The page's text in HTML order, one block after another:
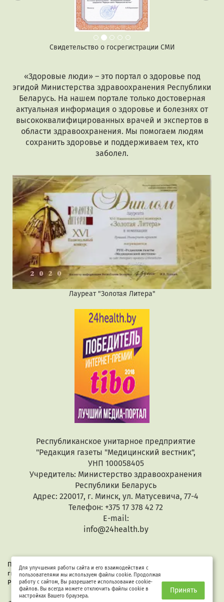
Свидетельство о госрегистрации СМИ
«Здоровые люди» – это портал о здоровье под
эгидой Министерства здравоохранения Республики
Беларусь. На нашем портале только достоверная
актуальная информация о здоровье и болезнях от
высококвалифицированных врачей и экспертов в
области здравоохранения. Мы помогаем людям
сохранить здоровье и поддерживаем тех, кто
заболел.
Лауреат "Золотая Литера"
Республиканское унитарное предприятие
"Редакция газеты "Медицинский вестник",
УНП 100058405
Учредитель: Министерство здравоохранения
Республики Беларусь
Адрес: 220017, г. Минск, ул. Матусевича, 77-4
Телефон: +375 17 378 42 72
E-mail:
info@24health.by
При копировании или цитировании текстов активная
гиперссылка обязательна. Все материалы защищены законом
Республики Беларусь «Об авторском праве и смежных правах».
Для улучшения работы сайта и его взаимодействия с
пользователями мы используем файлы cookie. Продолжая
работу с сайтом, Вы разрешаете использование cookie-
файлов. Вы всегда можете отключить файлы cookie в
настройках Вашего браузера.
Принять